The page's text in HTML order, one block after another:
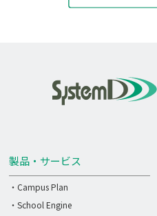
製品・サービス
・Campus Plan
・School Engine